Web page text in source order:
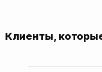
Клиенты,